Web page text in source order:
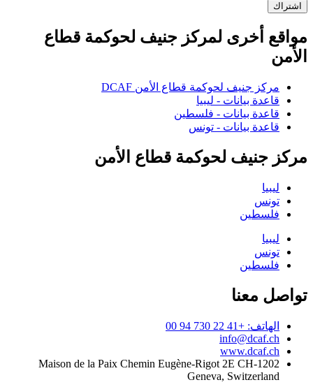
اشتراك
مواقع أخرى لمركز جنيف لحوكمة قطاع
الأمن
مركز جنيف لحوكمة قطاع الأمن DCAF
قاعدة بيانات - ليبيا
قاعدة بيانات - فلسطين
قاعدة بيانات - تونس
مركز جنيف لحوكمة قطاع الأمن
ليبيا
تونس
فلسطين
ليبيا
تونس
فلسطين
تواصل معنا
الهاتف: +41 22 730 94 00
info@dcaf.ch
www.dcaf.ch
Maison de la Paix Chemin Eugène-Rigot 2E CH-1202
Geneva, Switzerland